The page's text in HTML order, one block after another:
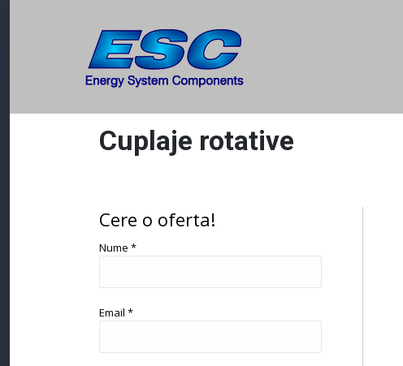
Cuplaje rotative
You are here:
Cere o oferta!
Nume *
Email *